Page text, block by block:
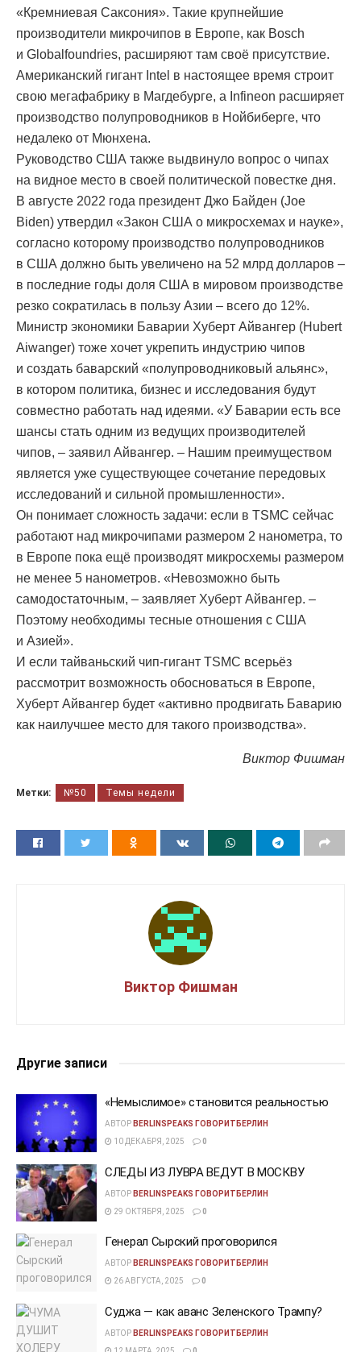
«Кремниевая Саксония». Такие крупнейшие
производители микрочипов в Европе, как Bosch
и Globalfoundries, расширяют там своё присутствие.
Американский гигант Intel в настоящее время строит
свою мегафабрику в Магдебурге, а Infineon расширяет
производство полупроводников в Нойбиберге, что
недалеко от Мюнхена.
Руководство США также выдвинуло вопрос о чипах
на видное место в своей политической повестке дня.
В августе 2022 года президент Джо Байден (Joe
Biden) утвердил «Закон США о микросхемах и науке»,
согласно которому производство полупроводников
в США должно быть увеличено на 52 млрд долларов –
в последние годы доля США в мировом производстве
резко сократилась в пользу Азии – всего до 12%.
Министр экономики Баварии Хуберт Айвангер (Hubert
Aiwanger) тоже хочет укрепить индустрию чипов
и создать баварский «полупроводниковый альянс»,
в котором политика, бизнес и исследования будут
совместно работать над идеями. «У Баварии есть все
шансы стать одним из ведущих производителей
чипов, – заявил Айвангер. – Нашим преимуществом
является уже существующее сочетание передовых
исследований и сильной промышленности».
Он понимает сложность задачи: если в TSMC сейчас
работают над микрочипами размером 2 нанометра, то
в Европе пока ещё производят микросхемы размером
не менее 5 нанометров. «Невозможно быть
самодостаточным, – заявляет Хуберт Айвангер. –
Поэтому необходимы тесные отношения с США
и Азией».
И если тайваньский чип-гигант TSMC всерьёз
рассмотрит возможность обосноваться в Европе,
Хуберт Айвангер будет «активно продвигать Баварию
как наилучшее место для такого производства».
Виктор Фишман
Метки: №50 Темы недели
Виктор Фишман
Другие записи
«Немыслимое» становится реальностью
АВТОР BERLINSPEAKS ГОВОРИТБЕРЛИН
10 ДЕКАБРЯ, 2025
0
СЛЕДЫ ИЗ ЛУВРА ВЕДУТ В МОСКВУ
АВТОР BERLINSPEAKS ГОВОРИТБЕРЛИН
29 ОКТЯБРЯ, 2025
0
Генерал Сырский проговорился
АВТОР BERLINSPEAKS ГОВОРИТБЕРЛИН
26 АВГУСТА, 2025
0
Суджа — как аванс Зеленского Трампу?
АВТОР BERLINSPEAKS ГОВОРИТБЕРЛИН